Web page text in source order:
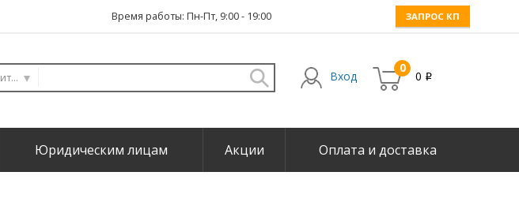
Время работы: Пн-Пт, 9:00 - 19:00 ЗАПРОС КП
Выберите... Вход
0
0 i
Юридическим лицам Акции Оплата и доставка